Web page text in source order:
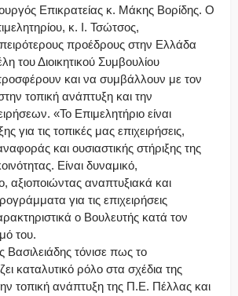
Επικρατείας κ. Μάκης Βορίδης. Ο
κ. Ι. Τσώτσος,
προέδρους στην Ελλάδα
του Διοικητικού Συμβουλίου
και να συμβάλλουν με τον
τοπική ανάπτυξη και την
«Το Επιμελητήριο είναι
για τις τοπικές μας επιχειρήσεις,
και ουσιαστικής στήριξης της
Είναι δυναμικό,
αξιοποιώντας αναπτυξιακά και
για τις επιχειρήσεις
ο Βουλευτής κατά τον
του.
Βασιλειάδης τόνισε πως το
καταλυτικό ρόλο στα σχέδια της
τοπική ανάπτυξη της Π.Ε. Πέλλας και